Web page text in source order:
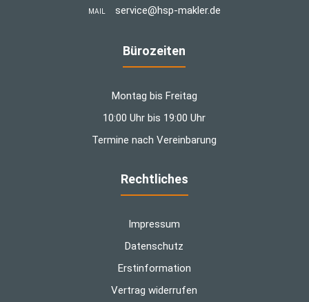
MAIL ­service@hsp-makler.de
Bürozeiten
Montag bis Freitag
10:00 Uhr bis 19:00 Uhr
Termine nach Vereinbarung
Rechtliches
Impressum
Datenschutz
Erstinformation
Vertrag widerrufen